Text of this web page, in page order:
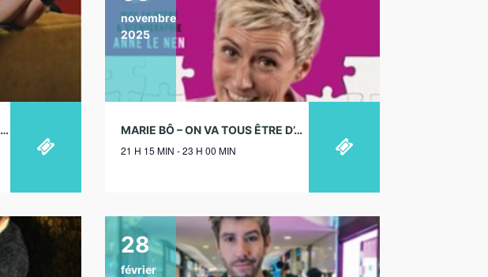
LA BAJON – ZEN – LA SCALA, PARIS – 13/11/2025
novembre
2025
MARIE BÔ – ON VA TOUS ÊTRE D’ACCORD… OU PAS – LE POINT VIRGULE, PARIS – 03/11/2025
21 H 15 MIN - 23 H 00 MIN
28
février